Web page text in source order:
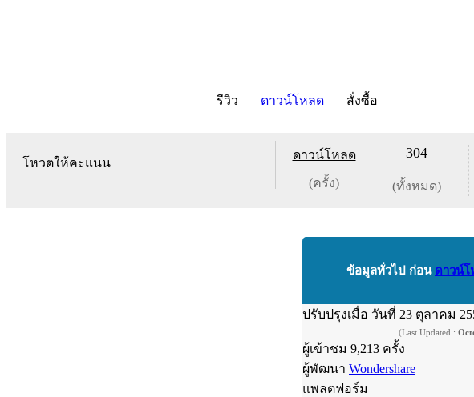
รีวิว ดาวน์โหลด สั่งซื้อ
โหวตให้คะแนน
ดาวน์โหลด
(ครั้ง)
304
(ทั้งหมด)
ข้อมูลทั่วไป ก่อน ดาวน์โ
ปรับปรุงเมื่อ วันที่ 23 ตุลาคม
(Last Updated :
ผู้เข้าชม 9,213 ครั้ง
ผู้พัฒนา Wondershare
แพลตฟอร์ม